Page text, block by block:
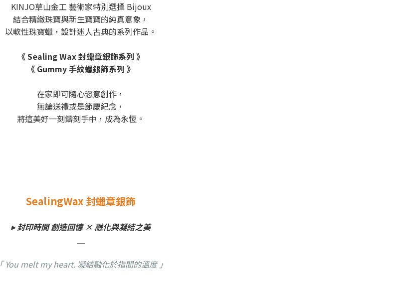
KINJO草山金工 藝術家特別選擇 Bijoux
結合精緻珠寶與新生寶寶的純真意象，
以軟性珠寶蠟，設計迷人古典的系列作品。
《 Sealing Wax 封蠟章銀飾系列 》
《 Gummy 手紋蠟銀飾系列 》
在家即可隨心恣意創作，
無論送禮或是節慶紀念，
將這美好一刻鑄刻手中，成為永恆。
SealingWax 封蠟章銀飾
▸ 封印時間 創造回憶 × 融化與凝結之美
「 You melt my heart. 凝結融化於指間的溫度 」